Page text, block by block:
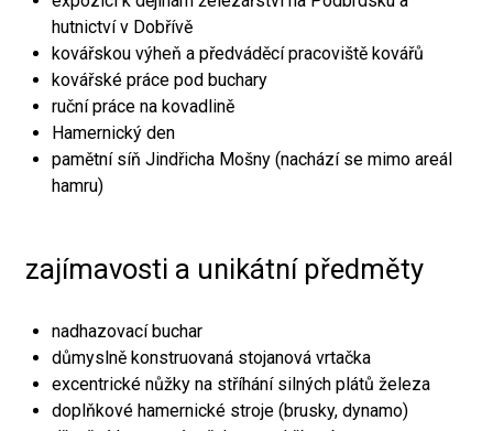
hutnictví v Dobřívě
kovářskou výheň a předváděcí pracoviště kovářů
kovářské práce pod buchary
ruční práce na kovadlině
Hamernický den
pamětní síň Jindřicha Mošny (nachází se mimo areál
hamru)
zajímavosti a unikátní předměty
nadhazovací buchar
důmyslně konstruovaná stojanová vrtačka
excentrické nůžky na stříhání silných plátů železa
doplňkové hamernické stroje (brusky, dynamo)